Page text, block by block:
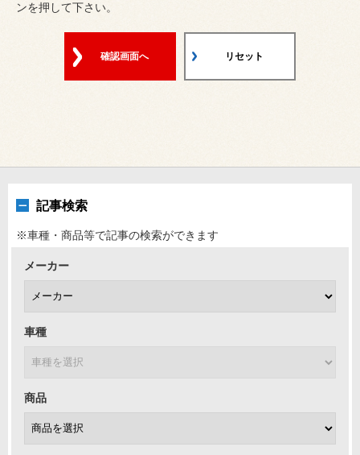
ンを押して下さい。
確認画面へ リセット
記事検索
※車種・商品等で記事の検索ができます
メーカー
車種
商品